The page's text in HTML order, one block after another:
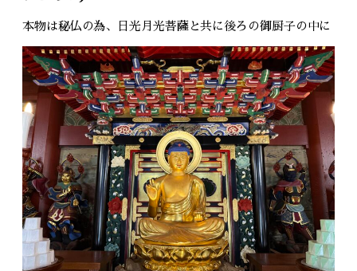
本物は秘仏の為、日光月光菩薩と共に後ろの御厨子の中に